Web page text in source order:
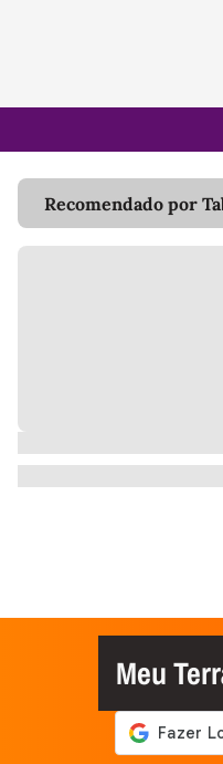
Recomendado por
Meu